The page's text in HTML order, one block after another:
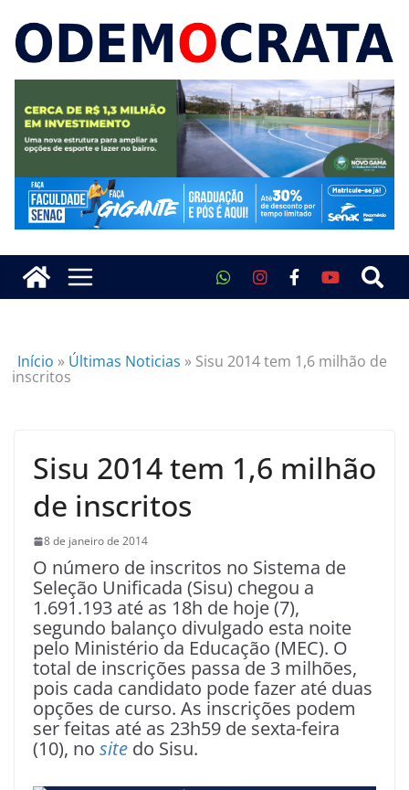
Início » Últimas Noticias » Sisu 2014 tem 1,6 milhão de
inscritos
Sisu 2014 tem 1,6 milhão
de inscritos
8 de janeiro de 2014
O número de inscritos no Sistema de
Seleção Unificada (Sisu) chegou a
1.691.193 até as 18h de hoje (7),
segundo balanço divulgado esta noite
pelo Ministério da Educação (MEC). O
total de inscrições passa de 3 milhões,
pois cada candidato pode fazer até duas
opções de curso. As inscrições podem
ser feitas até as 23h59 de sexta-feira
(10), no site do Sisu.